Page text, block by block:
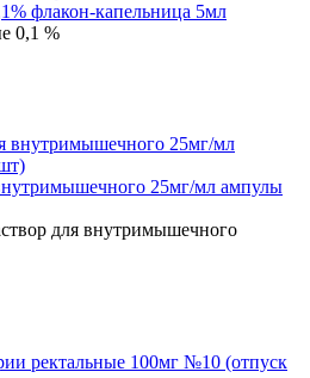
флакон-капельница 5мл
0,1 %
25мг/мл ампулы
для внутримышечного